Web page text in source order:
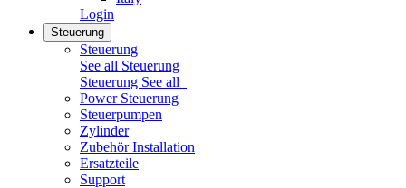
Login
Steuerung
Steuerung
See all Steuerung
Steuerung See all
Power Steuerung
Steuerpumpen
Zylinder
Zubehör Installation
Ersatzteile
Support